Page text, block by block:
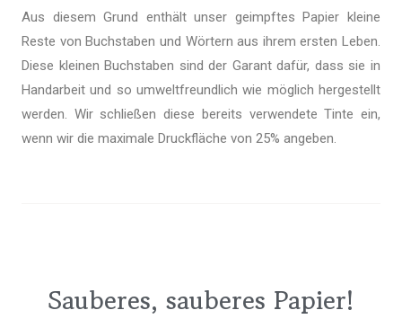
Aus diesem Grund enthält unser geimpftes Papier kleine
Reste von Buchstaben und Wörtern aus ihrem ersten Leben.
Diese kleinen Buchstaben sind der Garant dafür, dass sie in
Handarbeit und so umweltfreundlich wie möglich hergestellt
werden. Wir schließen diese bereits verwendete Tinte ein,
wenn wir die maximale Druckfläche von 25% angeben.
Sauberes, sauberes Papier!